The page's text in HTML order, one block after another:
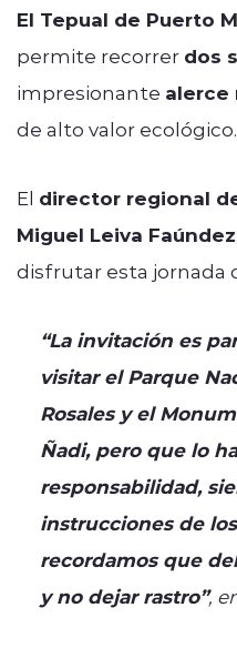
El Tepual de Puerto
permite recorrer dos
impresionante alerce
de alto valor ecológico.
El director regional
Miguel Leiva Faúndez
disfrutar esta jornada
“La invitación es
visitar el Parque
Rosales y el
Ñadi, pero que lo
responsabilidad,
instrucciones de
recordamos que
y no dejar rastro”,